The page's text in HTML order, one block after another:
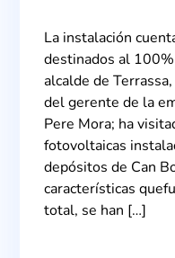
La instalación
destinados al
alcalde de
del gerente de la
Pere Mora; ha
fotovoltaicas
depósitos de Can
características
total, se han […]